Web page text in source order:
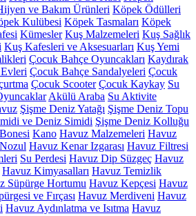
ve Bakım Ürünleri Köpek Ödülleri
Kulübesi Köpek Tasmaları Köpek
Kümesler Kuş Malzemeleri Kuş Sağlık
Kuş Kafesleri ve Aksesuarları Kuş Yemi
Çocuk Bahçe Oyuncakları Kaydırak
Çocuk Bahçe Sandalyeleri Çocuk
Çocuk Scooter Çocuk Kaykay Su
Akülü Araba Su Aktivite
Şişme Deniz Yatağı Şişme Deniz Topu
ve Deniz Simidi Şişme Deniz Kolluğu
Kano Havuz Malzemeleri Havuz
Nozul Havuz Kenar Izgarası Havuz Filtresi
Su Perdesi Havuz Dip Süzgeç Havuz
Havuz Kimyasalları Havuz Temizlik
Süpürge Hortumu Havuz Kepçesi Havuz
ve Fırçası Havuz Merdiveni Havuz
Havuz Aydınlatma ve Isıtma Havuz